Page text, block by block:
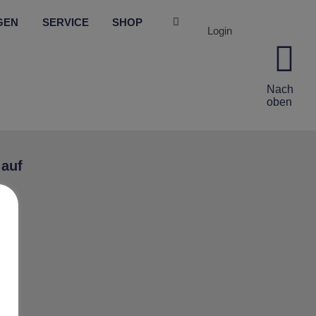
SERVICE SHOP
Login
Nach
oben